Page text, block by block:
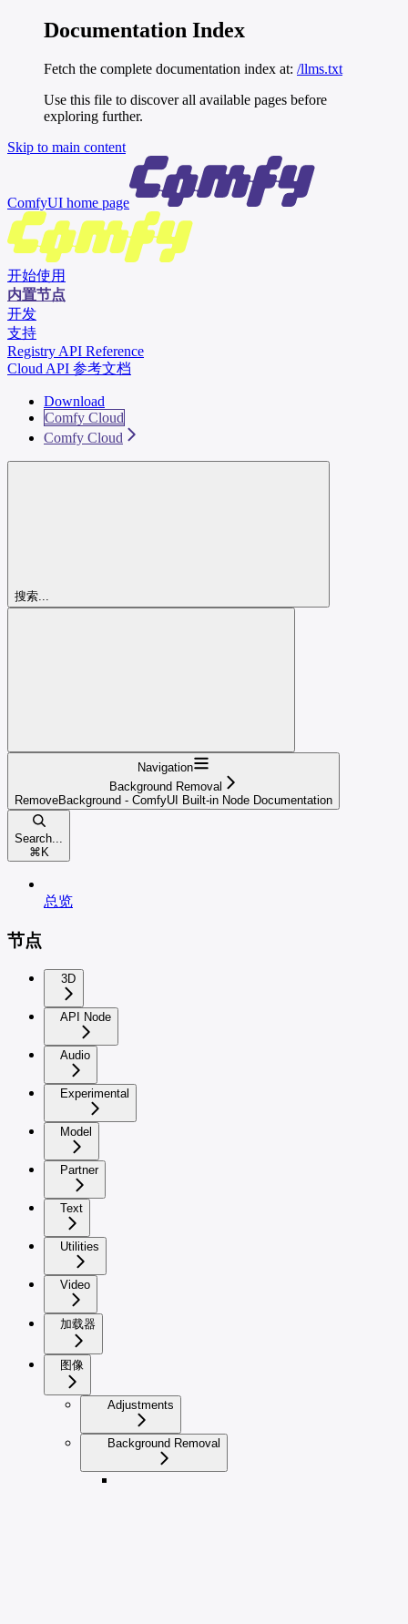
Documentation Index
Fetch the complete documentation index at: /llms.txt
Use this file to discover all available pages before
exploring further.
Skip to main content
ComfyUI home page
开始使用
内置节点
开发
支持
Registry API Reference
Cloud API 参考文档
Download
Comfy Cloud
Comfy Cloud
搜索...
Navigation
Background Removal
RemoveBackground - ComfyUI Built-in Node Documentation
Search...
⌘ K
总览
节点
3D
API Node
Audio
Experimental
Model
Partner
Text
Utilities
Video
加载器
图像
Adjustments
Background Removal